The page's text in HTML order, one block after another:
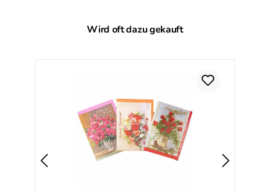
Produktgalerie überspringen
Wird oft dazu gekauft